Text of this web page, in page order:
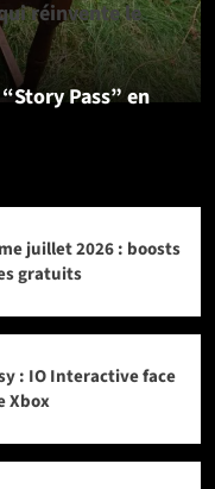
réinvente le
Pass” en
juillet 2026 : boosts
gratuits
: IO Interactive face
Xbox